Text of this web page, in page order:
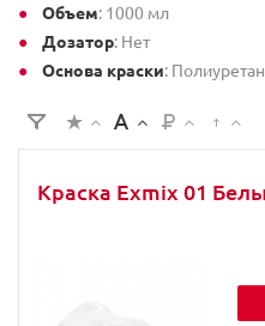
Объем: 1000 мл
Дозатор: Нет
Основа краски:
Краска Exmix 01